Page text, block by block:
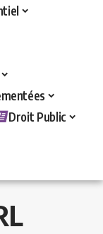
Droit Public